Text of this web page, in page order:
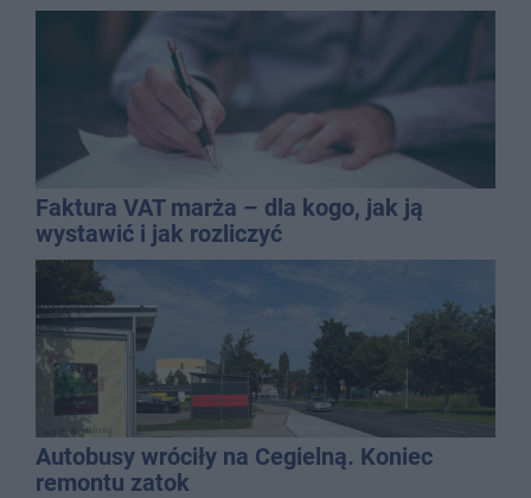
Faktura VAT marża – dla kogo, jak ją
wystawić i jak rozliczyć
Autobusy wróciły na Cegielną. Koniec
remontu zatok